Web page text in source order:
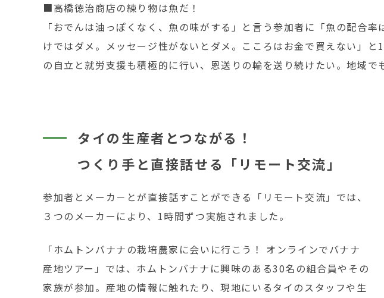
■高橋徳治商店の練り物は魚だ！
「おでんは油っぽくなく、魚の味がする」と言う参加者に「魚の配合
けではダメ。メッセージ性がないとダメ。こころはお金で買えない」
の自立と就労支援も積極的に行い、恩送りの輪を送り続けたい。地域
タイの生産者とつながる！
つくり手と直接話せる「リモート交流」
参加者とメーカ－とが直接話すことができる「リモート交流」では、
３つのメーカーにより、1時間ずつ実施されました。
「ホムトンバナナの栽培農家に会いに行こう！ オンラインでバナナ
産地ツアー」では、ホムトンバナナに興味のある30名の組合員やその
家族が参加。産地の情報に触れたり、現地にいるタイのスタッフや生